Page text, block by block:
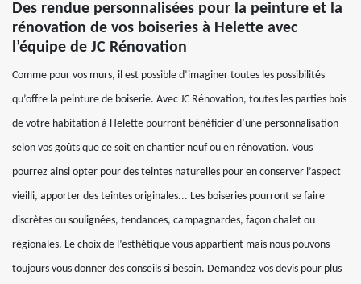
Des rendue personnalisées pour la peinture et la
rénovation de vos boiseries à Helette avec
l’équipe de JC Rénovation
Comme pour vos murs, il est possible d’imaginer toutes les possibilités
qu’offre la peinture de boiserie. Avec JC Rénovation, toutes les parties bois
de votre habitation à Helette pourront bénéficier d’une personnalisation
selon vos goûts que ce soit en chantier neuf ou en rénovation. Vous
pourrez ainsi opter pour des teintes naturelles pour en conserver l’aspect
vieilli, apporter des teintes originales... Les boiseries pourront se faire
discrètes ou soulignées, tendances, campagnardes, façon chalet ou
régionales. Le choix de l’esthétique vous appartient mais nous pouvons
toujours vous donner des conseils si besoin. Demandez vos devis pour plus